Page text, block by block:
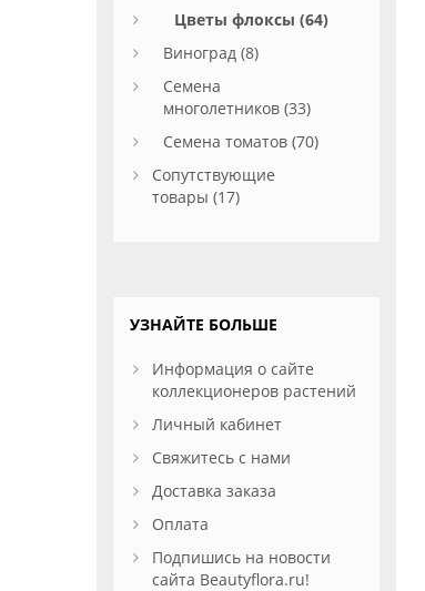
Цветы флоксы (64)
Виноград (8)
Семена
многолетников (33)
Семена томатов (70)
Сопутствующие
товары (17)
УЗНАЙТЕ БОЛЬШЕ
Информация о сайте
коллекционеров растений
Личный кабинет
Свяжитесь с нами
Доставка заказа
Оплата
Подпишись на новости
сайта Beautyflora.ru!